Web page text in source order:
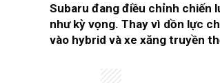
Subaru đang điều chỉnh chiến
như kỳ vọng. Thay vì dồn lực
vào hybrid và xe xăng truyền